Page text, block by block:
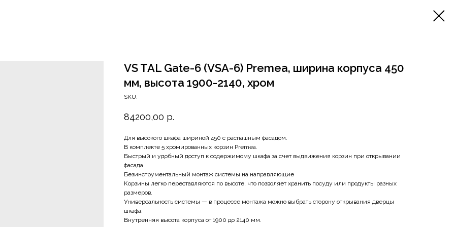
VS TAL Gate-6 (VSA-6) Premea, ширина корпуса 450
мм, высота 1900-2140, хром
SKU:
84200,00 р.
Для высокого шкафа шириной 450 с распашным фасадом.
В комплекте 5 хромированных корзин Premea.
Быстрый и удобный доступ к содержимому шкафа за счет выдвижения корзин при открывании
фасада.
Безинструментальный монтаж системы на направляющие
Корзины легко переставляются по высоте, что позволяет хранить посуду или продукты разных
размеров.
Универсальность системы — в процессе монтажа можно выбрать сторону открывания дверцы
шкафа.
Внутренняя высота корпуса от 1900 до 2140 мм.